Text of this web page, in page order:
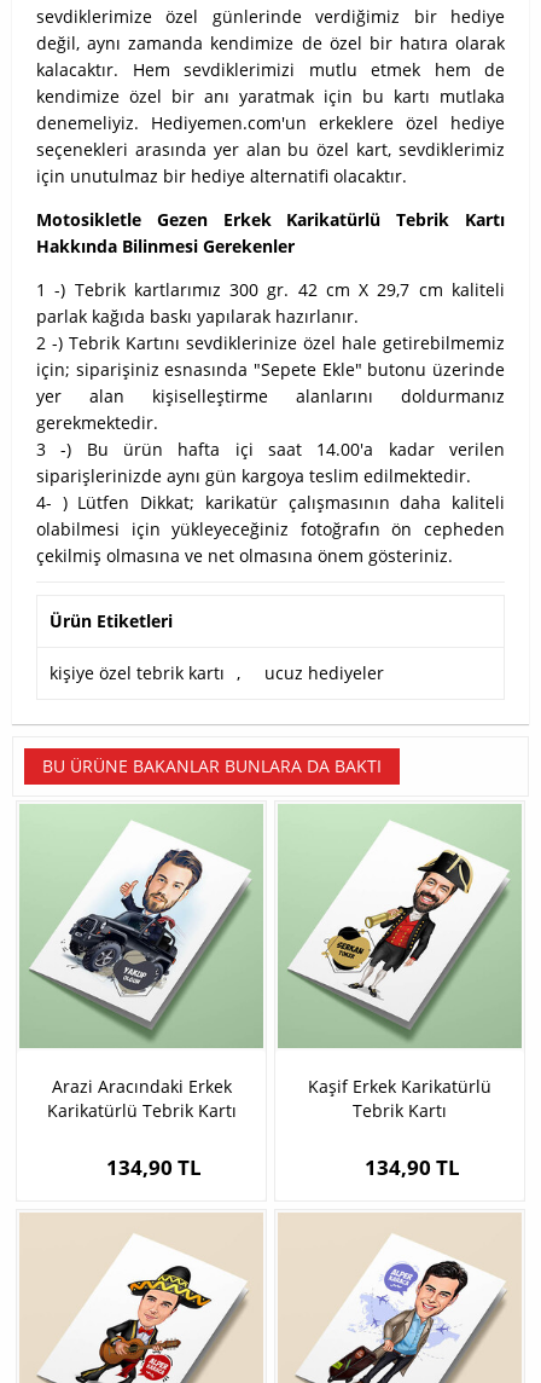
sevdiklerimize özel günlerinde verdiğimiz bir hediye
değil, aynı zamanda kendimize de özel bir hatıra olarak
kalacaktır. Hem sevdiklerimizi mutlu etmek hem de
kendimize özel bir anı yaratmak için bu kartı mutlaka
denemeliyiz. Hediyemen.com'un erkeklere özel hediye
seçenekleri arasında yer alan bu özel kart, sevdiklerimiz
için unutulmaz bir hediye alternatifi olacaktır.
Motosikletle Gezen Erkek Karikatürlü Tebrik Kartı
Hakkında Bilinmesi Gerekenler
1 -) Tebrik kartlarımız 300 gr. 42 cm X 29,7 cm kaliteli
parlak kağıda baskı yapılarak hazırlanır.
2 -) Tebrik Kartını sevdiklerinize özel hale getirebilmemiz
için; siparişiniz esnasında "Sepete Ekle" butonu üzerinde
yer alan kişiselleştirme alanlarını doldurmanız
gerekmektedir.
3 -) Bu ürün hafta içi saat 14.00'a kadar verilen
siparişlerinizde aynı gün kargoya teslim edilmektedir.
4- ) Lütfen Dikkat; karikatür çalışmasının daha kaliteli
olabilmesi için yükleyeceğiniz fotoğrafın ön cepheden
çekilmiş olmasına ve net olmasına önem gösteriniz.
Ürün Etiketleri
kişiye özel tebrik kartı , ucuz hediyeler
BU ÜRÜNE BAKANLAR BUNLARA DA BAKTI
Arazi Aracındaki Erkek
Karikatürlü Tebrik Kartı
134,90 TL
Kaşif Erkek Karikatürlü
Tebrik Kartı
134,90 TL